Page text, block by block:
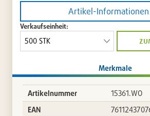
Artikel-Informationen
Verkaufseinheit:
Merkmale
Artikelnummer
15361.WO
EAN